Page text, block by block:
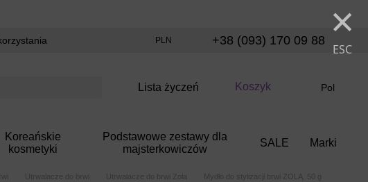
×
ESC
PLN +38 (093) 170 09 88
Lista życzeń Koszyk Pol
Koreańskie
kosmetyki
Podstawowe zestawy dla
majsterkowiczów
SALE Marki
Utrwalacze do brwi Utrwalacze do brwi Zola Mydło do stylizacji brwi ZOLA, 50 g